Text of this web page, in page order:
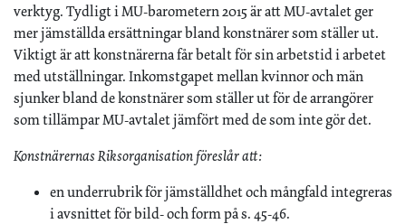
verktyg. Tydligt i MU-barometern 2015 är att MU-avtalet ger
mer jämställda ersättningar bland konstnärer som ställer ut.
Viktigt är att konstnärerna får betalt för sin arbetstid i arbetet
med utställningar. Inkomstgapet mellan kvinnor och män
sjunker bland de konstnärer som ställer ut för de arrangörer
som tillämpar MU-avtalet jämfört med de som inte gör det.
Konstnärernas Riksorganisation föreslår att:
en underrubrik för jämställdhet och mångfald integreras
i avsnittet för bild- och form på s. 45-46.